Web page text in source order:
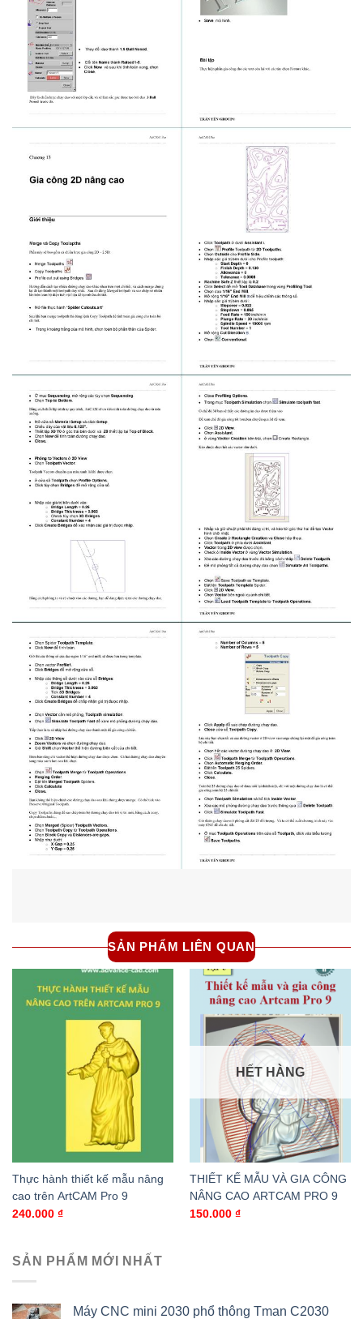
SẢN PHẨM LIÊN QUAN
Thực hành thiết kế mẫu nâng
cao trên ArtCAM Pro 9
240.000 ₫
HẾT HÀNG
THIẾT KẾ MẪU VÀ GIA CÔNG
NÂNG CAO ARTCAM PRO 9
150.000 ₫
SẢN PHẨM MỚI NHẤT
Máy CNC mini 2030 phổ thông Tman C2030